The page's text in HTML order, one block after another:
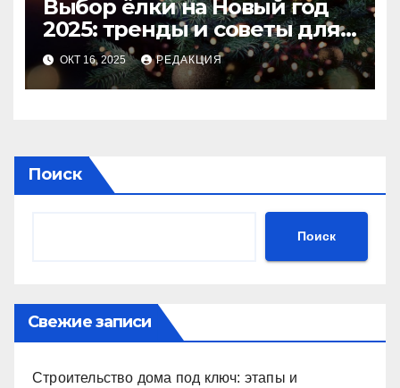
Выбор ёлки на Новый год
2025: тренды и советы для
идеального праздника
ОКТ 16, 2025 РЕДАКЦИЯ
Поиск
Поиск
Свежие записи
Строительство дома под ключ: этапы и